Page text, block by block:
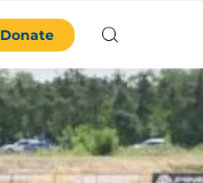
Donate